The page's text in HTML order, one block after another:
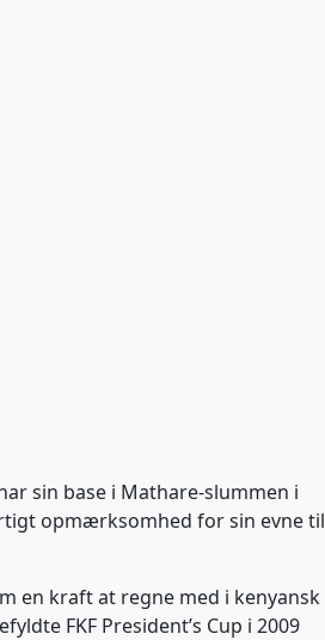
sin base i Mathare-slummen i
opmærksomhed for sin evne til
en kraft at regne med i kenyansk
FKF President’s Cup i 2009